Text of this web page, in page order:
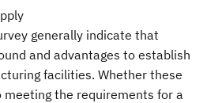
generally indicate that
and advantages to establish
facilities. Whether these
meeting the requirements for a